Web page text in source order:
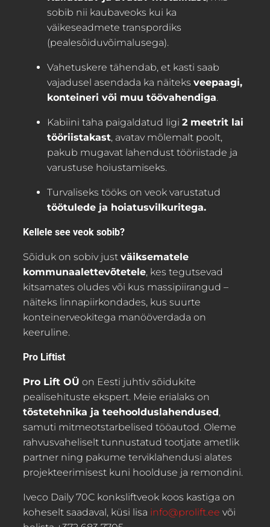
sobib nii kaubaveoks kui ka
väikeseadmete transpordiks
(pealesõiduvõimalusega).
Vahetuskere tähendab, et kasti saab
vajadusel asendada ka näiteks veepaagi,
konteineri või muu töövahendiga.
Kabiini taha paigaldatud ligi 2 meetrit lai
tööriistakast, avatav mõlemalt poolt,
pakub mugavat lahendust tööriistade ja
varustuse hoiustamiseks.
Turvaliseks tööks on veok varustatud
töötulede ja hoiatusvilkuritega.
Kellele see veok sobib?
Sõiduk on sobiv just väiksematele
kommunaalettevõtetele, kes tegutsevad
kitsamates oludes või kus massipiirangud –
näiteks linnapiirkondades, kus suurte
konteinerveokitega manööverdada on
keeruline.
Pro Liftist
Pro Lift OÜ on Eesti juhtiv sõidukite
pealisehituste ekspert. Meie erialaks on
tõstetehnika ja teehoolduslahendused,
samuti mitmeotstarbelised tööautod. Oleme
rahvusvaheliselt tunnustatud tootjate ametlik
partner ning pakume terviklahendusi alates
projekteerimisest kuni hoolduse ja remondini.
Iveco Daily 70C konksliftveok koos kastiga on
koheselt saadaval, küsi lisa info@prolift.ee või